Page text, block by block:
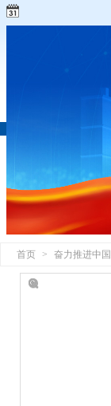
首页 > 奋力推进中